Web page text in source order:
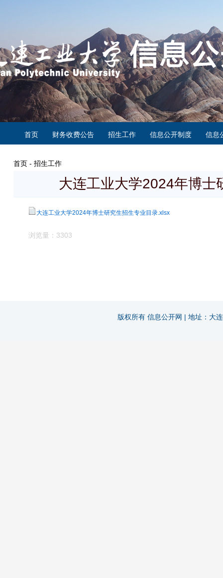
首页 财务收费公告 招生工作 信息公开制度 信息
首页 - 招生工作
大连工业大学2024年博士
大连工业大学2024年博士研究生招生专业目录.xlsx
浏览量：3303
版权所有 信息公开网 | 地址：大